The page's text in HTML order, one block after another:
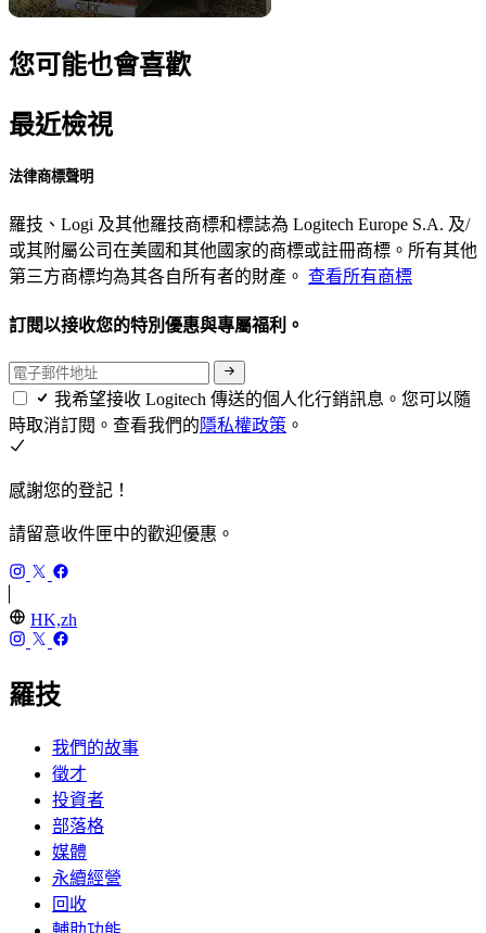
您可能也會喜歡
最近檢視
法律商標聲明
羅技、Logi 及其他羅技商標和標誌為 Logitech Europe S.A. 及/
或其附屬公司在美國和其他國家的商標或註冊商標。所有其他
第三方商標均為其各自所有者的財產。 查看所有商標
訂閱以接收您的特別優惠與專屬福利。
我希望接收 Logitech 傳送的個人化行銷訊息。您可以隨
時取消訂閱。查看我們的隱私權政策 。
感謝您的登記！
請留意收件匣中的歡迎優惠。
HK,zh
羅技
我們的故事
徵才
投資者
部落格
媒體
永續經營
回收